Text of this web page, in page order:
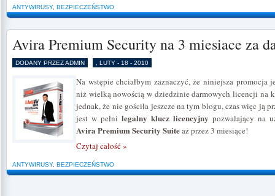
ANTYWIRUSY, BEZPIECZEŃSTWO
Avira Premium Security na 3 miesiace za
DODANY PRZEZ ADMIN , LUTY - 18 - 2010
Na wstępie chciałbym zaznaczyć, że niniejsza promocja
niż wielką nowością w dziedzinie darmowych licencji na
jednak, że nie gościła jeszcze na tym blogu, czas więc ją
jest w pełni legalny klucz licencyjny pozwalający na
Avira Premium Security Suiteaż przez 3 miesiące!
Czytaj całość »
ANTYWIRUSY, BEZPIECZEŃSTWO